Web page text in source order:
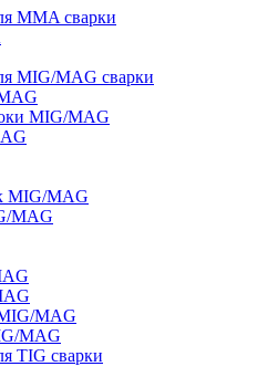
MMA сварки
MIG/MAG сварки
MIG/MAG
MIG/MAG
MAG
MAG
MAG
TIG сварки